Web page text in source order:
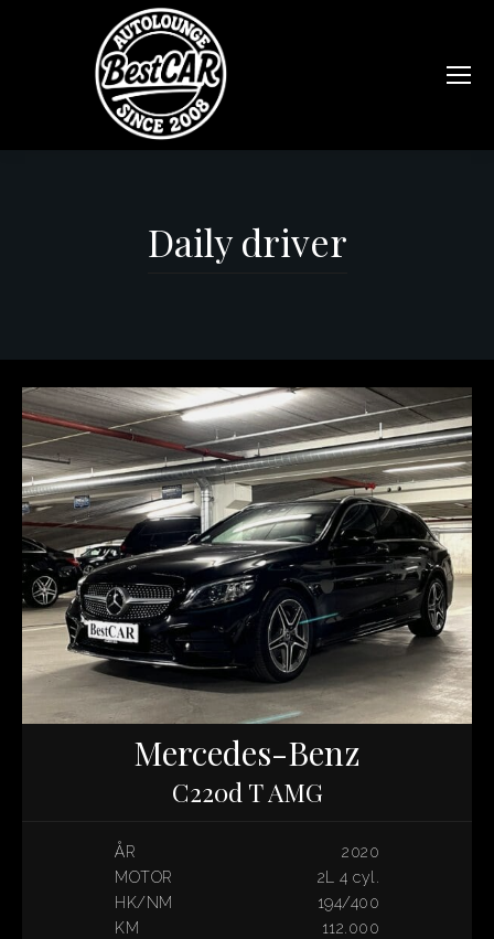
Daily driver
Mercedes-Benz
C220d T AMG
ÅR
2020
MOTOR
2L 4 cyl.
HK/NM
194/400
KM
112.000